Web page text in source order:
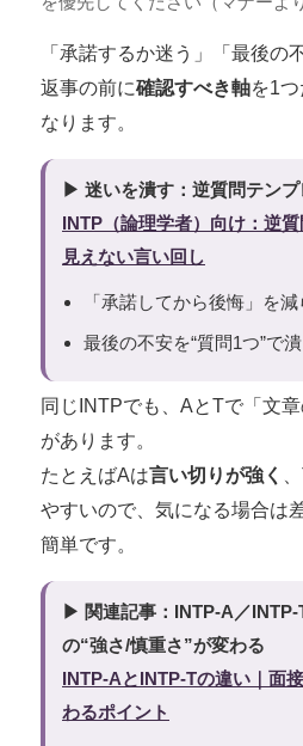
「承諾するか迷う」「最後の
返事の前に確認すべき軸を1
なります。
▶ 迷いを潰す：逆質問テンプ
INTP（論理学者）向け：逆
見えない言い回し
「承諾してから後悔」を
最後の不安を“質問1つ”で
同じINTPでも、AとTで「文
があります。
たとえばAは言い切りが強く
やすいので、気になる場合は
簡単です。
▶ 関連記事：INTP-A／INTP-
の“強さ/慎重さ”が変わる
INTP-AとINTP-Tの違い｜面
わるポイント